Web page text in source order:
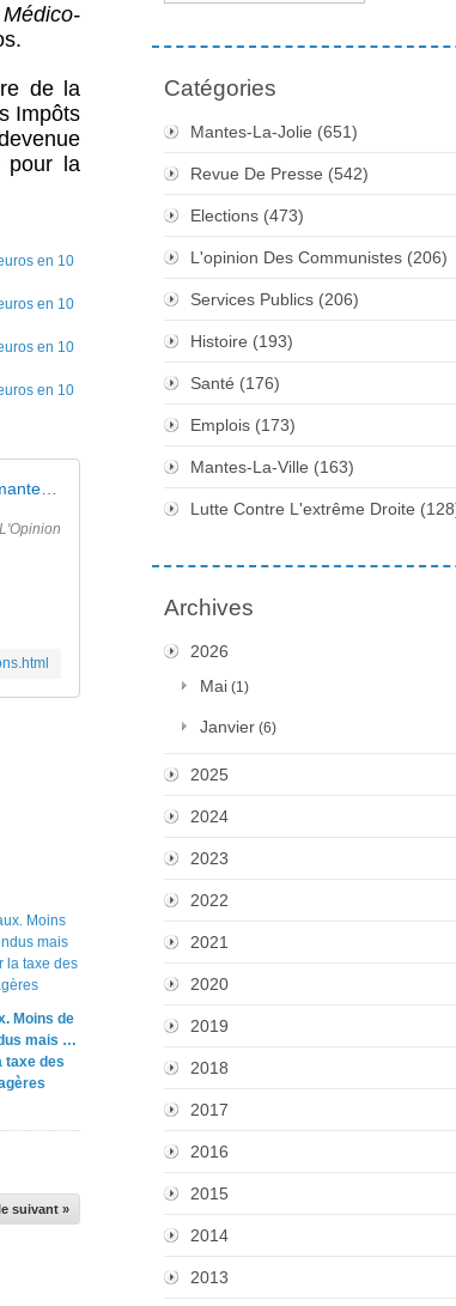
de la
Impôts
pour la
Moins de
mais …
taxe des
suivant »
Catégories
Mantes-La-Jolie (651)
Revue De Presse (542)
Elections (473)
L'opinion Des Communistes (206)
Services Publics (206)
Histoire (193)
Santé (176)
Emplois (173)
Mantes-La-Ville (163)
Lutte Contre L'extrême Droite
Archives
2026
Mai (1)
Janvier (6)
2025
2024
2023
2022
2021
2020
2019
2018
2017
2016
2015
2014
2013